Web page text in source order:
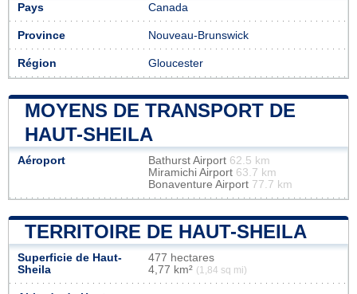
Pays Canada
Province Nouveau-Brunswick
Région Gloucester
MOYENS DE TRANSPORT DE
HAUT-SHEILA
Aéroport Bathurst Airport 62.5 km
Miramichi Airport 63.7 km
Bonaventure Airport 77.7 km
TERRITOIRE DE HAUT-SHEILA
Superficie de Haut-
Sheila
477 hectares
4,77 km² (1,84 sq mi)